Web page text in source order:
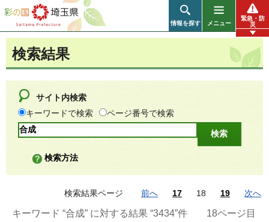
彩の国 埼玉県
情報を探す メニュー
緊急・防
災
検索結果
サイト内検索
キーワードで検索
ページ番号で検索
検索方法
検索結果ページ 前へ 17 18 19 次へ
キーワード “合成” に対する結果 “3434”件 18ページ目